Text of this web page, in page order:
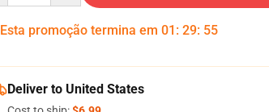
Esta promoção termina em 01 : 29: 54
Deliver to United States